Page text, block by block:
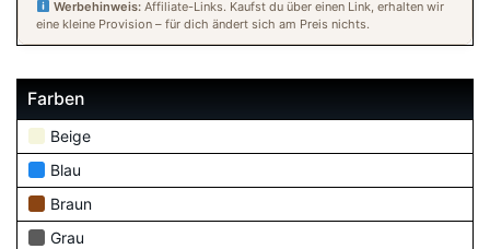
Werbehinweis:Affiliate-Links. Kaufst du über einen Link, erhalten wir
eine kleine Provision – für dich ändert sich am Preis nichts.
Farben
Beige
Blau
Braun
Grau